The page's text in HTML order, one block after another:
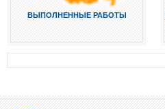
ВЫПОЛНЕННЫЕ РАБОТЫ